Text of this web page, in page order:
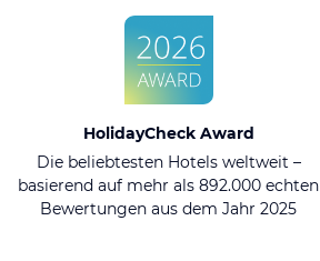
HolidayCheck Award
Die beliebtesten Hotels weltweit –
basierend auf mehr als 892.000 echten
Bewertungen aus dem Jahr 2025